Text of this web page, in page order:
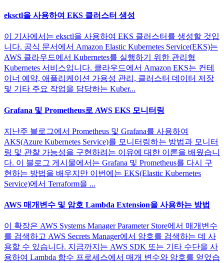
eksctl을 사용하여 EKS 클러스터 생성
이 기사에서는 eksctl을 사용하여 EKS 클러스터를 생성할 것입
니다. 공식 문서에서 Amazon Elastic Kubernetes Service(EKS)는
AWS 클라우드에서 Kubernetes를 실행하기 위한 관리형
Kubernetes 서비스입니다. 클라우드에서 Amazon EKS는 컨테
이너 예약, 애플리케이션 가용성 관리, 클러스터 데이터 저장
및 기타 주요 작업을 담당하는 Kuber...
Grafana 및 Prometheus로 AWS EKS 모니터링
지난주 블로그에서 Prometheus 및 Grafana를 사용하여
AKS(Azure Kubernetes Service)를 모니터링하는 방법과 모니터
링 및 관찰 가능성을 구현하려는 이유에 대한 이론을 배웠습니
다. 이 블로그 게시물에서는 Grafana 및 Prometheus를 다시 구
현하는 방법을 배우지만 이번에는 EKS(Elastic Kubernetes
Service)에서 Terraform을 ...
AWS 매개변수 및 암호 Lambda Extension을 사용하는 방법
이 확장은 AWS Systems Manager Parameter Store에서 매개변수
를 검색하고 AWS Secrets Manager에서 암호를 검색하는 데 사
용할 수 있습니다. 지금까지는 AWS SDK 또는 기타 수단을 사
용하여 Lambda 함수 프로세스에서 매개 변수와 암호를 얻었습